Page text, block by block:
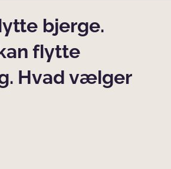
bjerge.
flytte
Hvad vælger